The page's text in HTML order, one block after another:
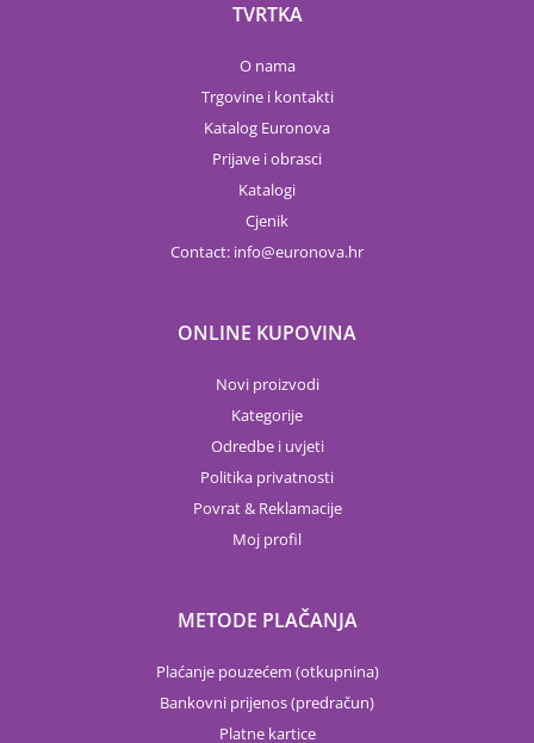
TVRTKA
O nama
Trgovine i kontakti
Katalog Euronova
Prijave i obrasci
Katalogi
Cjenik
Contact: info euronova.hr
ONLINE KUPOVINA
Novi proizvodi
Kategorije
Odredbe i uvjeti
Politika privatnosti
Povrat & Reklamacije
Moj profil
METODE PLAČANJA
Plaćanje pouzećem (otkupnina)
Bankovni prijenos (predračun)
Platne kartice